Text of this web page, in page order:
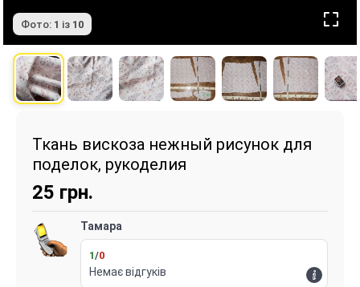
Фото: 1 із 10
Ткань вискоза нежный рисунок для
поделок, рукоделия
25 грн.
Тамара
1/0
Немає відгуків